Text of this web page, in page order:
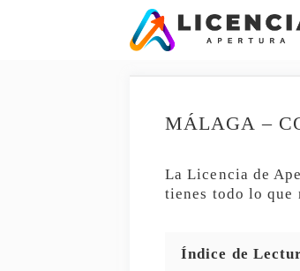
MÁLAGA –
La Licencia de
tienes todo lo que
Índice de